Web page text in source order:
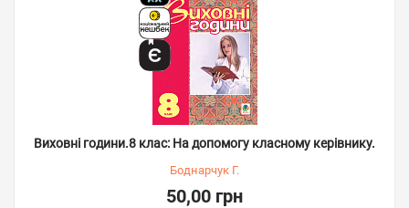
Виховні години.8 клас: На допомогу класному керівнику.
Боднарчук Г.
50,00 грн